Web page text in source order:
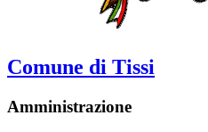
Comune di Tissi
Amministrazione